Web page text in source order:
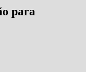
para